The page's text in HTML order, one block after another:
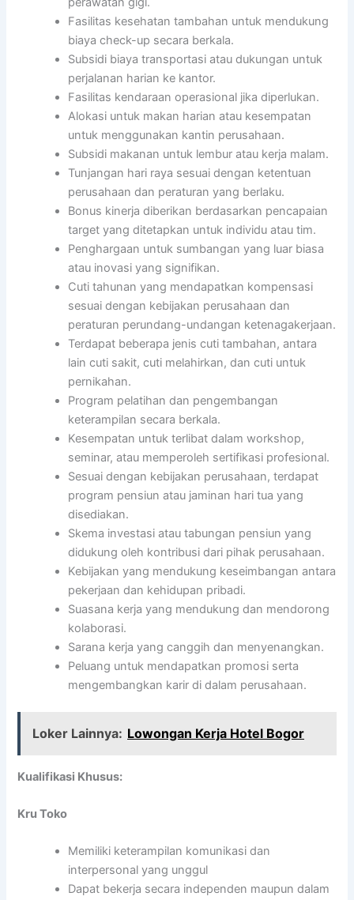
Fasilitas kesehatan tambahan untuk mendukung
biaya check-up secara berkala.
Subsidi biaya transportasi atau dukungan untuk
perjalanan harian ke kantor.
Fasilitas kendaraan operasional jika diperlukan.
Alokasi untuk makan harian atau kesempatan
untuk menggunakan kantin perusahaan.
Subsidi makanan untuk lembur atau kerja malam.
Tunjangan hari raya sesuai dengan ketentuan
perusahaan dan peraturan yang berlaku.
Bonus kinerja diberikan berdasarkan pencapaian
target yang ditetapkan untuk individu atau tim.
Penghargaan untuk sumbangan yang luar biasa
atau inovasi yang signifikan.
Cuti tahunan yang mendapatkan kompensasi
sesuai dengan kebijakan perusahaan dan
peraturan perundang-undangan ketenagakerjaan.
Terdapat beberapa jenis cuti tambahan, antara
lain cuti sakit, cuti melahirkan, dan cuti untuk
pernikahan.
Program pelatihan dan pengembangan
keterampilan secara berkala.
Kesempatan untuk terlibat dalam workshop,
seminar, atau memperoleh sertifikasi profesional.
Sesuai dengan kebijakan perusahaan, terdapat
program pensiun atau jaminan hari tua yang
disediakan.
Skema investasi atau tabungan pensiun yang
didukung oleh kontribusi dari pihak perusahaan.
Kebijakan yang mendukung keseimbangan antara
pekerjaan dan kehidupan pribadi.
Suasana kerja yang mendukung dan mendorong
kolaborasi.
Sarana kerja yang canggih dan menyenangkan.
Peluang untuk mendapatkan promosi serta
mengembangkan karir di dalam perusahaan.
Loker Lainnya: Lowongan Kerja Hotel Bogor
Kualifikasi Khusus:
Kru Toko
Memiliki keterampilan komunikasi dan
interpersonal yang unggul
Dapat bekerja secara independen maupun dalam